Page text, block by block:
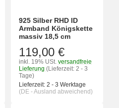
925 Silber RHD ID
Armband Königskette
massiv 18,5 cm
119,00 €
inkl. 19% USt. versandfreie
Lieferung (Lieferzeit: 2 - 3
Tage)
Lieferzeit: 2 - 3 Werktage
(DE - Ausland abweichend)